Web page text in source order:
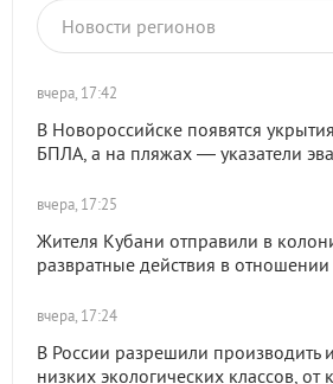
Новости регионов
вчера, 17:42
В Новороссийске появятся
БПЛА, а на пляжах — указатели
вчера, 17:25
Жителя Кубани отправили в
развратные действия в отношении
вчера, 17:24
В России разрешили производить
низких экологических классов, от